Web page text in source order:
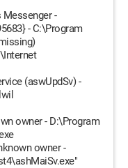
-
- C:\Program
(aswUpdSv) -
owner - D:\Program
owner -